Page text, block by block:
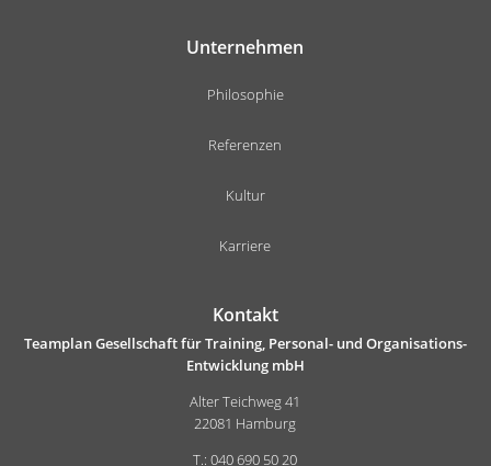
Unternehmen
Philosophie
Referenzen
Kultur
Karriere
Kontakt
Teamplan Gesellschaft für Training, Personal- und Organisations-
Entwicklung mbH
Alter Teichweg 41
22081 Hamburg
T.: 040 690 50 20